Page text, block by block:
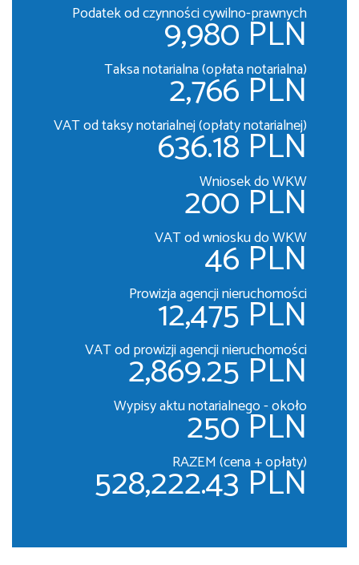
Podatek od czynności cywilno-prawnych
9,980 PLN
Taksa notarialna (opłata notarialna)
2,766 PLN
VAT od taksy notarialnej (opłaty notarialnej)
636.18 PLN
Wniosek do WKW
200 PLN
VAT od wniosku do WKW
46 PLN
Prowizja agencji nieruchomości
12,475 PLN
VAT od prowizji agencji nieruchomości
2,869.25 PLN
Wypisy aktu notarialnego - około
250 PLN
RAZEM (cena + opłaty)
528,222.43 PLN